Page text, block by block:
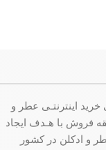
اینترنتـی عطر و
با بیش از 20 سال سابقه فروش با هـدف ایجاد
و ادکلن در کشور